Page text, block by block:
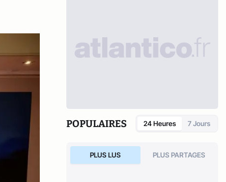
POPULAIRES 24 Heures 7 Jours
PLUS LUS PLUS PARTAGES